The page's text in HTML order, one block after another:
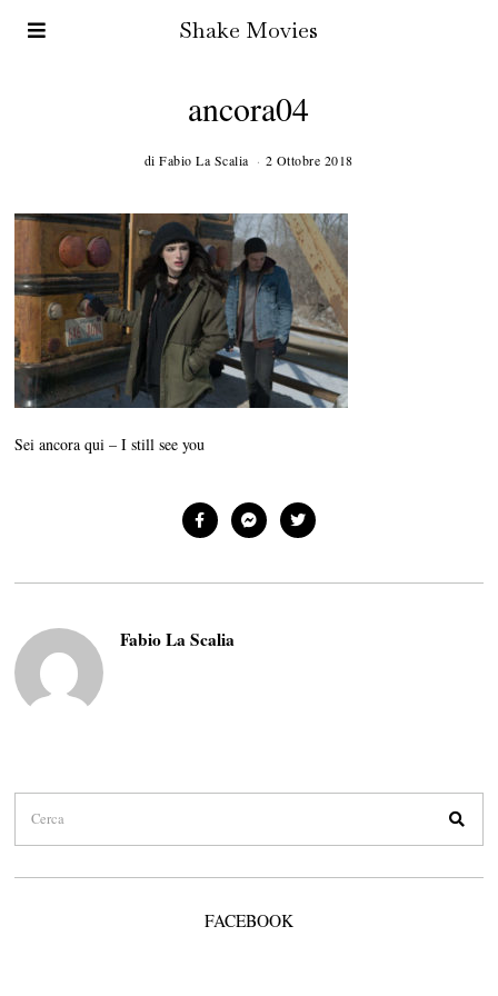
Shake Movies
ancora04
diFabio La Scalia 2 Ottobre 2018
Sei ancora qui – I still see you
Fabio La Scalia
FACEBOOK